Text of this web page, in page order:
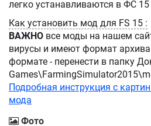
Как установить мод для FS 15 :
ВАЖНО все моды на нашем
вирусы и имеют формат архива
формате - перенести в папку
Подробная инструкция с
мода
Фото